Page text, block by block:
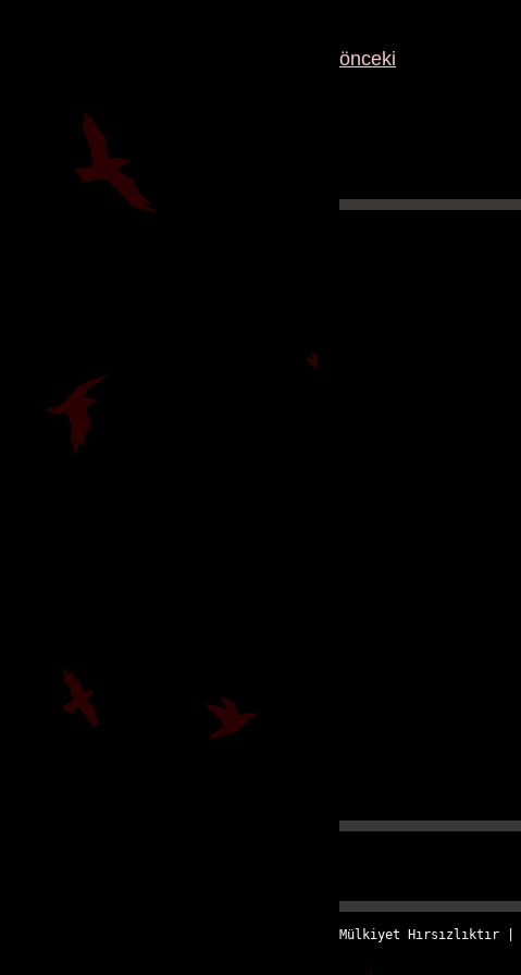
önceki
Mülkiyet Hırsızlıktır